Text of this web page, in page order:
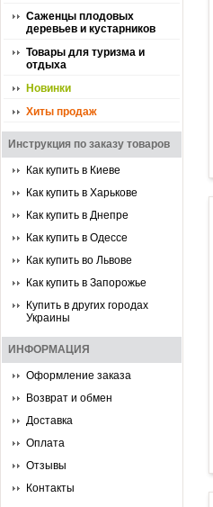
Саженцы плодовых
деревьев и кустарников
Товары для туризма и
отдыха
Новинки
Хиты продаж
Инструкция по заказу товаров
Как купить в Киеве
Как купить в Харькове
Как купить в Днепре
Как купить в Одессе
Как купить во Львове
Как купить в Запорожье
Купить в других городах
Украины
ИНФОРМАЦИЯ
Оформление заказа
Возврат и обмен
Доставка
Оплата
Отзывы
Контакты